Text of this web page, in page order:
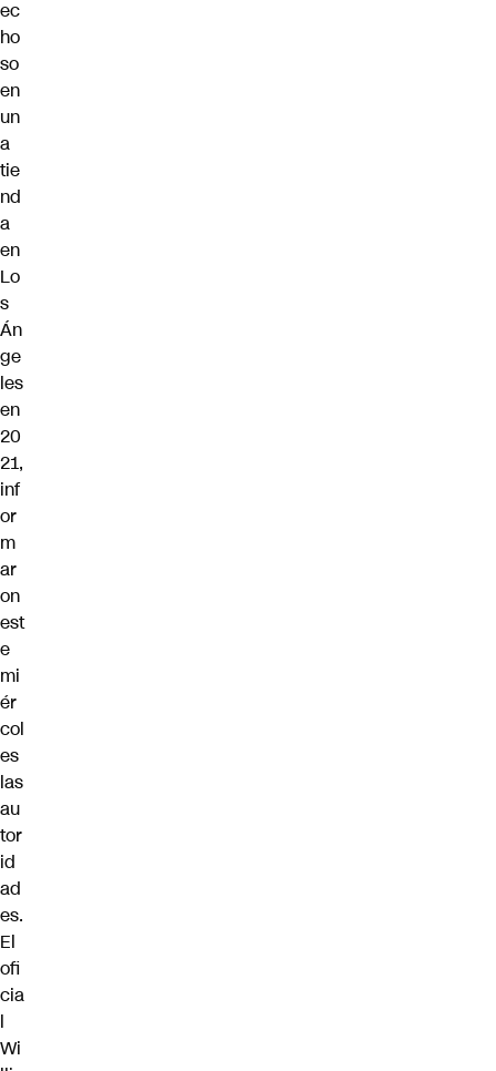
ec
ho
so
en
un
a
tie
nd
a
en
Lo
s
Án
ge
les
en
20
21,
inf
or
m
ar
on
est
e
mi
ér
col
es
las
au
tor
id
ad
es.
El
ofi
cia
l
Wi